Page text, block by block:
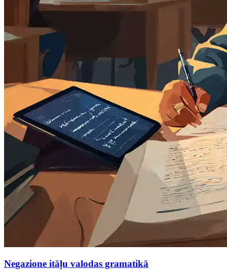
Negazione itāļu valodas gramatikā